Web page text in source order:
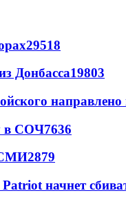
29518
Донбасса19803
направлено
в СОЧ7636
СМИ2879
начнет